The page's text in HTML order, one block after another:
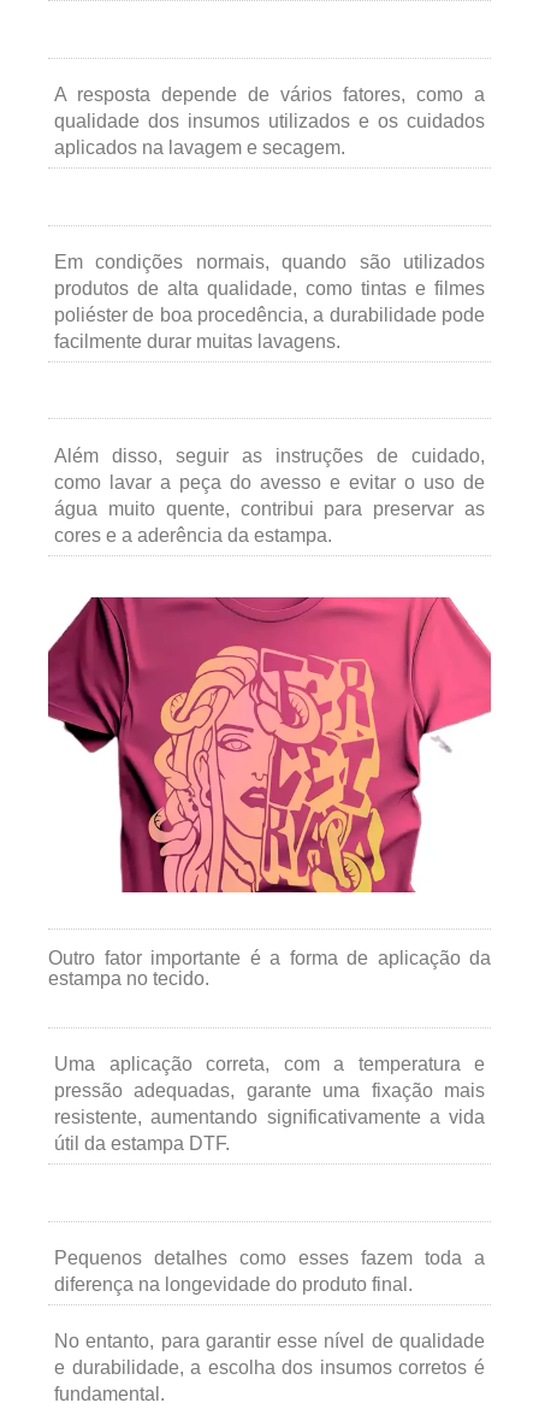
A resposta depende de vários fatores, como a
qualidade dos insumos utilizados e os cuidados
aplicados na lavagem e secagem.
Em condições normais, quando são utilizados
produtos de alta qualidade, como tintas e filmes
poliéster de boa procedência, a durabilidade pode
facilmente durar muitas lavagens.
Além disso, seguir as instruções de cuidado,
como lavar a peça do avesso e evitar o uso de
água muito quente, contribui para preservar as
cores e a aderência da estampa.
Outro fator importante é a forma de aplicação da
estampa no tecido.
Uma aplicação correta, com a temperatura e
pressão adequadas, garante uma fixação mais
resistente, aumentando significativamente a vida
útil da estampa DTF.
Pequenos detalhes como esses fazem toda a
diferença na longevidade do produto final.
No entanto, para garantir esse nível de qualidade
e durabilidade, a escolha dos insumos corretos é
fundamental.